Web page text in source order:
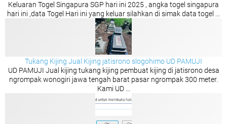
Keluaran Togel Singapura SGP hari ini 2025 , angka togel singapura
hari ini ,data Togel Hari ini yang keluar silahkan di simak data togel ...
Tukang Kijing Jual Kijing jatisrono slogohimo UD PAMUJI
UD PAMUJI Jual kijing tukang kijing pembuat kijing di jatisrono desa
ngrompak wonogiri jawa tengah barat pasar ngrompak 300 meter.
Kami UD ...